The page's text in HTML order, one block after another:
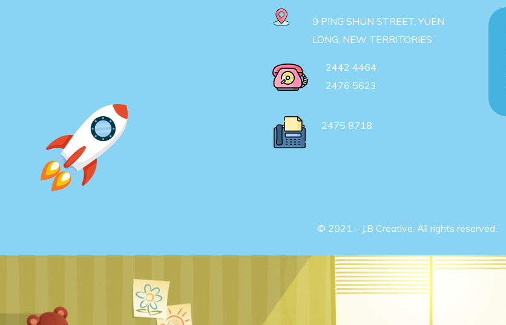
9 PING SHUN STREET, YUEN
LONG, NEW TERRITORIES
2442 4464
2476 5623
2475 8718
© 2021 – J.B Creative. All rights reserved.